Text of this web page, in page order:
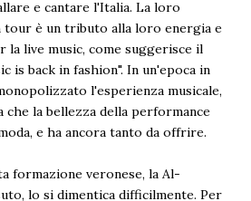
e cantare l'Italia. La loro
tour è un tributo alla loro energia e
la live music, come suggerisce il
is back in fashion". In un'epoca in
l'esperienza musicale,
che la bellezza della performance
e ha ancora tanto da offrire.
formazione veronese, la Al-
lo si dimentica difficilmente. Per